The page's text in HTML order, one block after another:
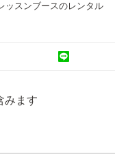
ッスンブースのレンタル
みます